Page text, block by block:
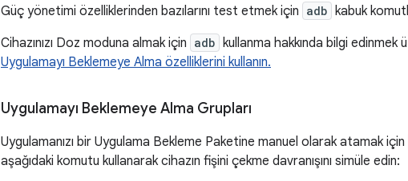
Güç yönetimi özelliklerinden bazılarını test etmek için adb kabuk
Cihazınızı Doz moduna almak için adb kullanma hakkında bilgi edinmek
Uygulamayı Beklemeye Alma özelliklerini kullanın.
Uygulamayı Beklemeye Alma Grupları
Uygulamanızı bir Uygulama Bekleme Paketine manuel olarak atamak için
aşağıdaki komutu kullanarak cihazın fişini çekme davranışını simüle edin: